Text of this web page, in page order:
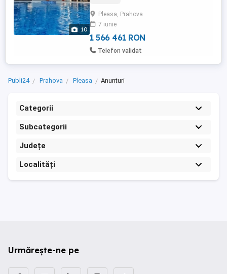
10
Pleașa, la doar 9 km de Ploiești, într-o
zonă exclusivă cu case noi și acces pe
drum privat ...
Pleasa, Prahova
7 iunie
1 566 461 RON
Telefon validat
Publi24 Prahova Pleasa Anunturi
Categorii
Subcategorii
Județe
Localități
Urmărește-ne pe